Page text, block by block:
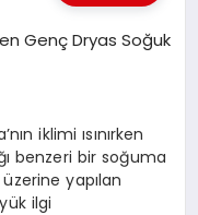
iklimi ısınırken
benzeri bir soğuma
yapılan
ilgi